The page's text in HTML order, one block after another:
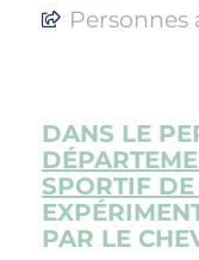
Personnes
DANS LE
SPORTIF DE
PAR LE